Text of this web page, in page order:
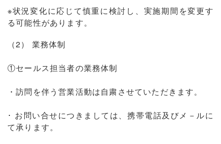
※状況変化に応じて慎重に検討し、実施期間を変更す
る可能性があります。
（2） 業務体制
①セールス担当者の業務体制
・訪問を伴う営業活動は自粛させていただきます。
･ お問い合せにつきましては、携帯電話及びメ－ルに
て承ります。